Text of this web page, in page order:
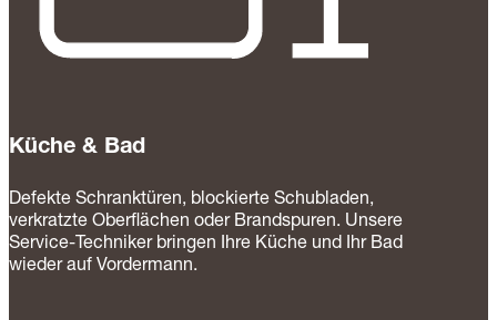
Küche & Bad
Defekte Schranktüren, blockierte Schubladen,
verkratzte Oberflächen oder Brandspuren. Unsere
Service-Techniker bringen Ihre Küche und Ihr Bad
wieder auf Vordermann.